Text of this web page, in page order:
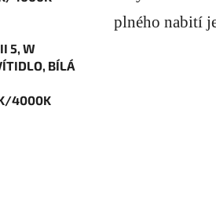
5, W
BÍLÁ
4000K
plného nabití